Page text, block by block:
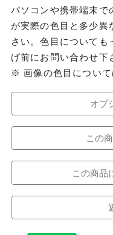
パソコンや携帯端末で
が実際の色目と多少異
さい。色目についても
げ前にお問い合わせ下
※ 画像の色目について
オプ
この
この商品